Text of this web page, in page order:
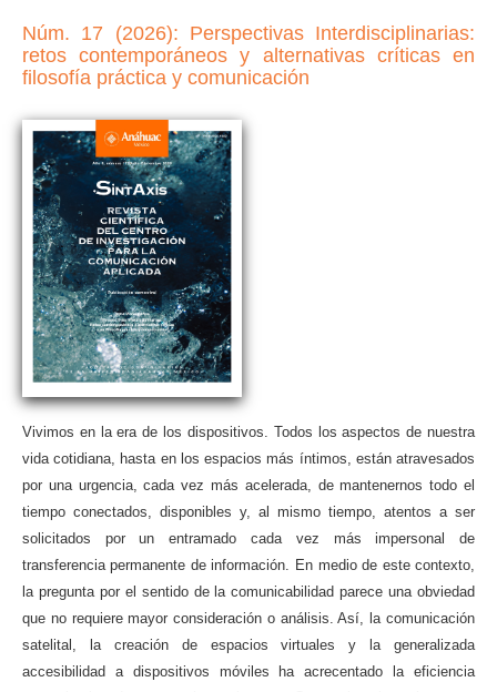
Núm. 17 (2026): Perspectivas Interdisciplinarias:
retos contemporáneos y alternativas críticas en
filosofía práctica y comunicación
Vivimos en la era de los dispositivos. Todos los aspectos de nuestra
vida cotidiana, hasta en los espacios más íntimos, están atravesados
por una urgencia, cada vez más acelerada, de mantenernos todo el
tiempo conectados, disponibles y, al mismo tiempo, atentos a ser
solicitados por un entramado cada vez más impersonal de
transferencia permanente de información. En medio de este contexto,
la pregunta por el sentido de la comunicabilidad parece una obviedad
que no requiere mayor consideración o análisis. Así, la comunicación
satelital, la creación de espacios virtuales y la generalizada
accesibilidad a dispositivos móviles ha acrecentado la eficiencia